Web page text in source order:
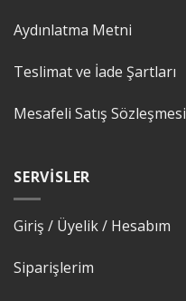
Aydınlatma Metni
Teslimat ve İade Şartları
Mesafeli Satış Sözleşmesi
SERVISLER
Giriş / Üyelik / Hesabım
Siparişlerim